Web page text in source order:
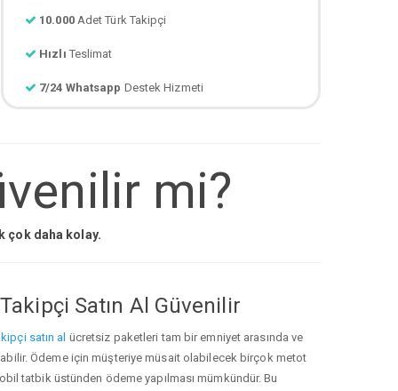
10.000 Adet Türk Takipçi
Hızlı Teslimat
7/24 Whatsapp Destek Hizmeti
mi?
çok daha kolay.
Satın Al Güvenilir
satın al ücretsiz paketleri tam bir emniyet arasında ve
Ödeme için müşteriye müsait olabilecek birçok metot
tatbik üstünden ödeme yapılması mümkündür. Bu